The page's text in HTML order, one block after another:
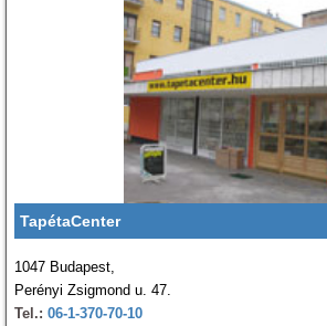
TapétaCenter
1047 Budapest,
Perényi Zsigmond u. 47.
Tel.: 06-1-370-70-10